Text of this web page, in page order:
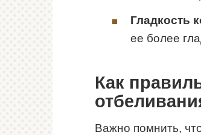
Гладкость
ее более
Как
Важно помнить,